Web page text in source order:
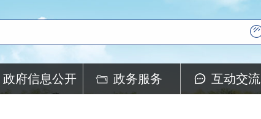
政府信息公开 政务服务 互动交流